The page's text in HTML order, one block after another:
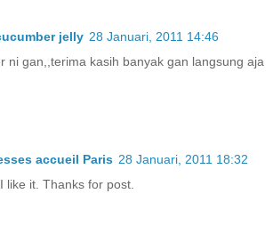
jelly 28 Januari, 2011 14:46
ni gan,,terima kasih banyak gan langsung aja
accueil Paris 28 Januari, 2011 18:32
like it. Thanks for post.